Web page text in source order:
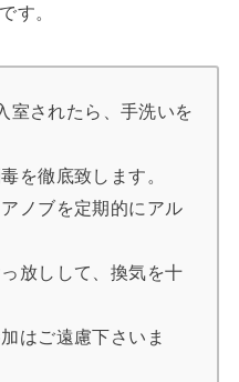
す。
室されたら、手洗いを
を徹底致します。
ノブを定期的にアル
放しして、換気を十
はご遠慮下さいま